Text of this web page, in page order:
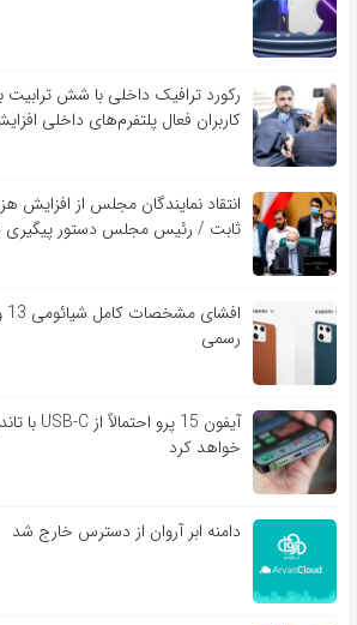
رکورد ترافیک داخلی با شش
کاربران فعال پلتفرم‌های داخلی
انتقاد نمایندگان مجلس از افزایش
ثابت / رئیس مجلس دستور پیگیری
رسمی
خواهد کرد
دامنه ابر آروان از دسترس خارج شد